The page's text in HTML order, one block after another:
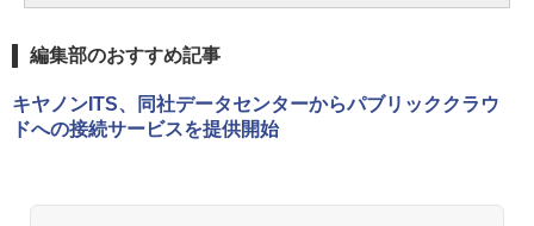
編集部のおすすめ記事
キヤノンITS、同社データセンターからパブリッククラウ
ドへの接続サービスを提供開始